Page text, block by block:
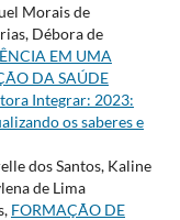
Morais de
Débora de
EM UMA
DA SAÚDE
Integrar: 2023:
os saberes e
dos Santos, Kaline
de Lima
FORMAÇÃO DE